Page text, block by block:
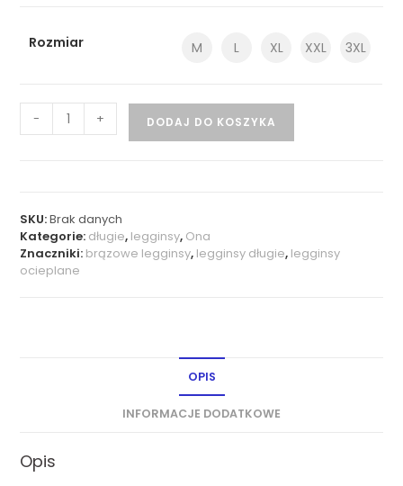
Rozmiar M L XL XXL 3XL
- + DODAJ DO KOSZYKA
SKU:Brak danych
Kategorie: długie, legginsy, Ona
Znaczniki: brązowe legginsy, legginsy długie, legginsy
ocieplane
OPIS
INFORMACJE DODATKOWE
Opis